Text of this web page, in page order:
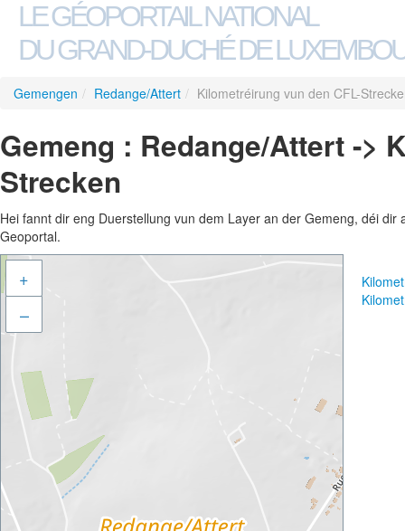
LE GÉOPORTAIL NATIONAL
DU GRAND-DUCHÉ DE
Gemengen / Redange/Attert / Kilometréirung vun den CFL-
Gemeng : Redange/Attert ->
Strecken
Hei fannt dir eng Duerstellung vun dem Layer an der Gemeng, déi
Geoportal.
+
–